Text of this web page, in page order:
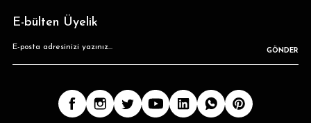
E-bülten Üyelik
GÖNDER